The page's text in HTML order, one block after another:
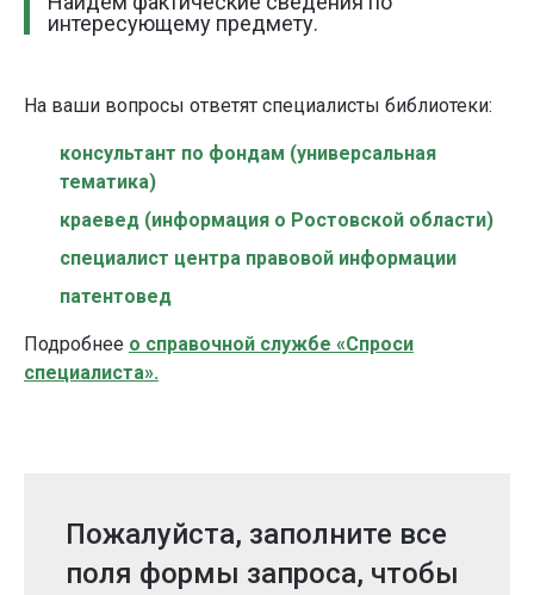
интересующему предмету.
На ваши вопросы ответят специалисты библиотеки:
консультант по фондам (универсальная
тематика)
краевед (информация о Ростовской области)
специалист центра правовой информации
патентовед
Подробнее о справочной службе «Спроси
специалиста».
Пожалуйста, заполните все
поля формы запроса, чтобы